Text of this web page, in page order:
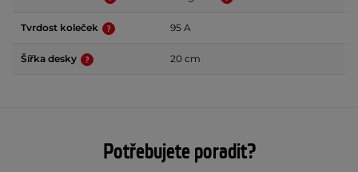
Tvrdost koleček 95 A
Šířka desky 20 cm
Potřebujete poradit?